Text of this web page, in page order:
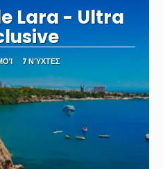
Lara - Ultra
7 ΝΎΧΤΕΣ